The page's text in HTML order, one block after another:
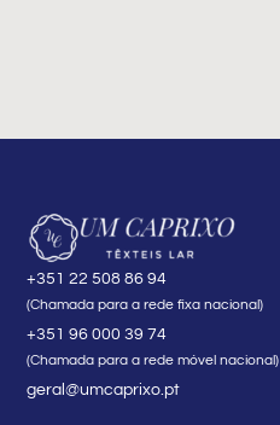
+351 22 508 86 94
(Chamada para a rede fixa nacional)
+351 96 000 39 74
(Chamada para a rede móvel nacional)
geral@umcaprixo.pt